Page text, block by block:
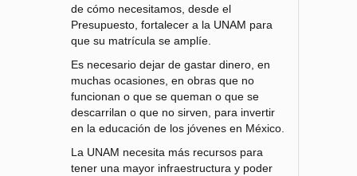
de cómo necesitamos, desde el
Presupuesto, fortalecer a la UNAM para
que su matrícula se amplíe.
Es necesario dejar de gastar dinero, en
muchas ocasiones, en obras que no
funcionan o que se queman o que se
descarrilan o que no sirven, para invertir
en la educación de los jóvenes en México.
La UNAM necesita más recursos para
tener una mayor infraestructura y poder